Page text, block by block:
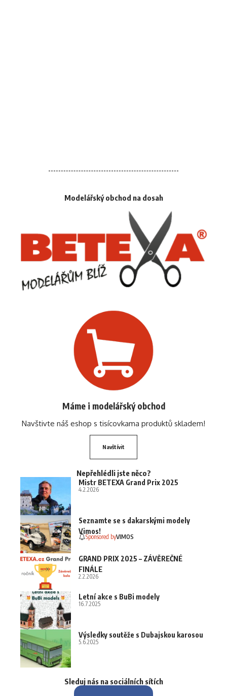
Modelářský obchod na dosah
Máme i modelářský obchod
Navštivte náš eshop s tisícovkama produktů skladem!
Navštívit
Nepřehlédli jste něco?
Mistr BETEXA Grand Prix 2025
4.2.2026
Seznamte se s dakarskými modely
Vimos!
Sponsored byVIMOS
GRAND PRIX 2025 – ZÁVĚREČNÉ
FINÁLE
2.2.2026
Letní akce s BuBi modely
16.7.2025
Výsledky soutěže s Dubajskou karosou
5.6.2025
Sleduj nás na sociálních sítích